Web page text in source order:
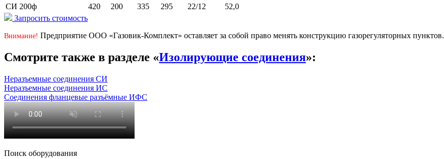
СИ 200ф
420 200 335 295 22/12
52,0
Запросить стоимость
Внимание! Предприятие ООО «Газовик-Комплект» оставляет за собой право менять конструкцию газорегуляторных пунктов.
Смотрите также в разделе «Изолирующие соединения»:
Неразъемные соединения СИ
Неразъемные соединения ИС
Соединения фланцевые разъёмные ИФС
Поиск оборудования